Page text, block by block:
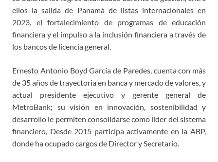
ellos la salida de Panamá de listas internacionales en
2023, el fortalecimiento de programas de educación
financiera y el impulso a la inclusión financiera a través de
los bancos de licencia general.
Ernesto Antonio Boyd García de Paredes, cuenta con más
de 35 años de trayectoria en banca y mercado de valores, y
actual presidente ejecutivo y gerente general de
MetroBank; su visión en innovación, sostenibilidad y
desarrollo le permiten consolidarse como líder del sistema
financiero, Desde 2015 participa activamente en la ABP,
donde ha ocupado cargos de Director y Secretario.